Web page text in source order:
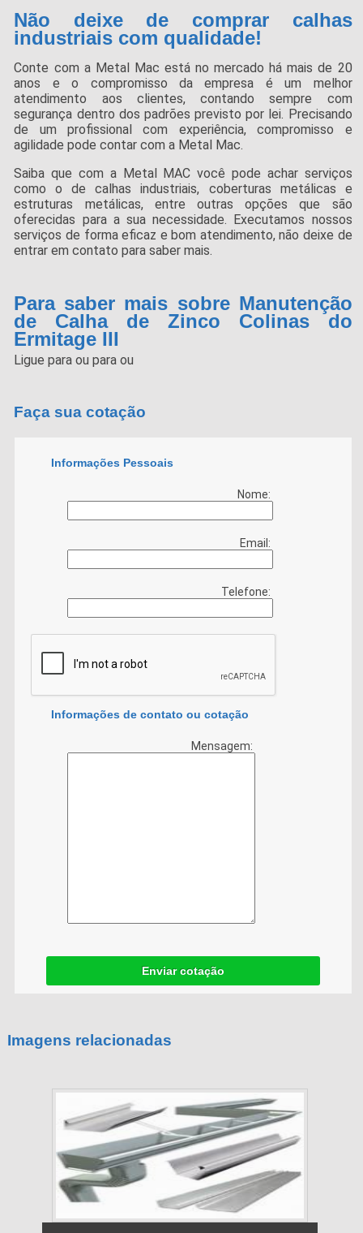
Não deixe de comprar calhas
industriais com qualidade!
Conte com a Metal Mac está no mercado há mais de 20
anos e o compromisso da empresa é um melhor
atendimento aos clientes, contando sempre com
segurança dentro dos padrões previsto por lei. Precisando
de um profissional com experiência, compromisso e
agilidade pode contar com a Metal Mac.
Saiba que com a Metal MAC você pode achar serviços
como o de calhas industriais, coberturas metálicas e
estruturas metálicas, entre outras opções que são
oferecidas para a sua necessidade. Executamos nossos
serviços de forma eficaz e bom atendimento, não deixe de
entrar em contato para saber mais.
Para saber mais sobre Manutenção
de Calha de Zinco Colinas do
Ermitage III
Ligue paraou paraou
Faça sua cotação
Informações Pessoais
Nome:
Email:
Telefone:
Informações de contato ou cotação
Mensagem:
Enviar cotação
Imagens relacionadas